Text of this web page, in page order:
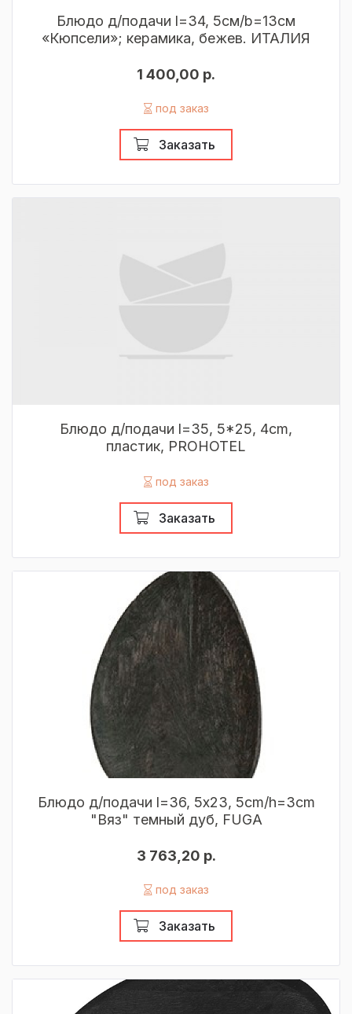
Блюдо д/подачи l=34, 5см/b=13см
«Кюпсели»; керамика, бежев. ИТАЛИЯ
1 400,00 р.
под заказ
Заказать
Блюдо д/подачи l=35, 5*25, 4cm,
пластик, PROHOTEL
под заказ
Заказать
Блюдо д/подачи l=36, 5х23, 5cm/h=3cm
"Вяз" темный дуб, FUGA
3 763,20 р.
под заказ
Заказать